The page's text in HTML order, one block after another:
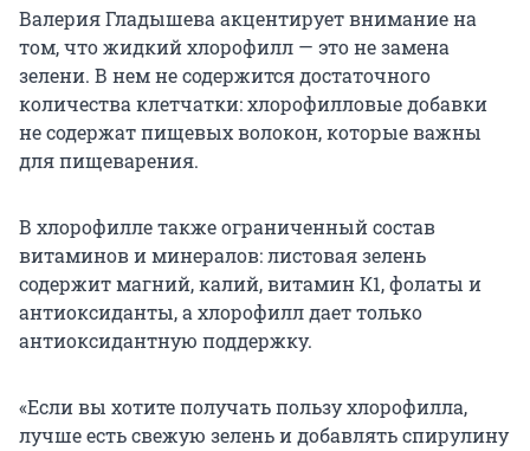
Валерия Гладышева акцентирует внимание на
том, что жидкий хлорофилл — это не замена
зелени. В нем не содержится достаточного
количества клетчатки: хлорофилловые добавки
не содержат пищевых волокон, которые важны
для пищеварения.
В хлорофилле также ограниченный состав
витаминов и минералов: листовая зелень
содержит магний, калий, витамин К1, фолаты и
антиоксиданты, а хлорофилл дает только
антиоксидантную поддержку.
«Если вы хотите получать пользу хлорофилла,
лучше есть свежую зелень и добавлять спирулину